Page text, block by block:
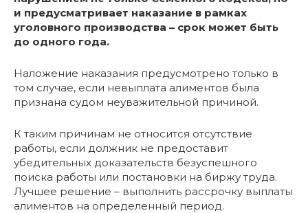
и предусматривает наказание в рамках
уголовного производства – срок может быть
до одного года.
Наложение наказания предусмотрено только в
том случае, если невыплата алиментов была
признана судом неуважительной причиной.
К таким причинам не относится отсутствие
работы, если должник не предоставит
убедительных доказательств безуспешного
поиска работы или постановки на биржу труда.
Лучшее решение – выполнить рассрочку выплаты
алиментов на определенный период.